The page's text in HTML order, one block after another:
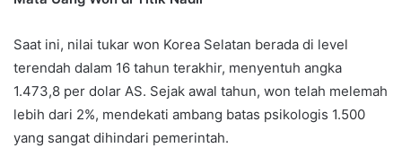
Saat ini, nilai tukar won Korea Selatan berada di level
terendah dalam 16 tahun terakhir, menyentuh angka
1.473,8 per dolar AS. Sejak awal tahun, won telah melemah
lebih dari 2%, mendekati ambang batas psikologis 1.500
yang sangat dihindari pemerintah.